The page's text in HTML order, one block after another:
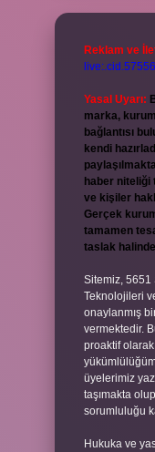
Reklam ve
Yasal Uyarı:
marka,
bağlantısı
kendi
haber niteliği
ve kişiler
Gerçek
tamamen
taslak
Sitemiz, 5651
Teknolojileri
onaylanmış
vermektedir.
proaktif
üyelerimiz
taşımakta
sorumluluğu
Hukuka ve